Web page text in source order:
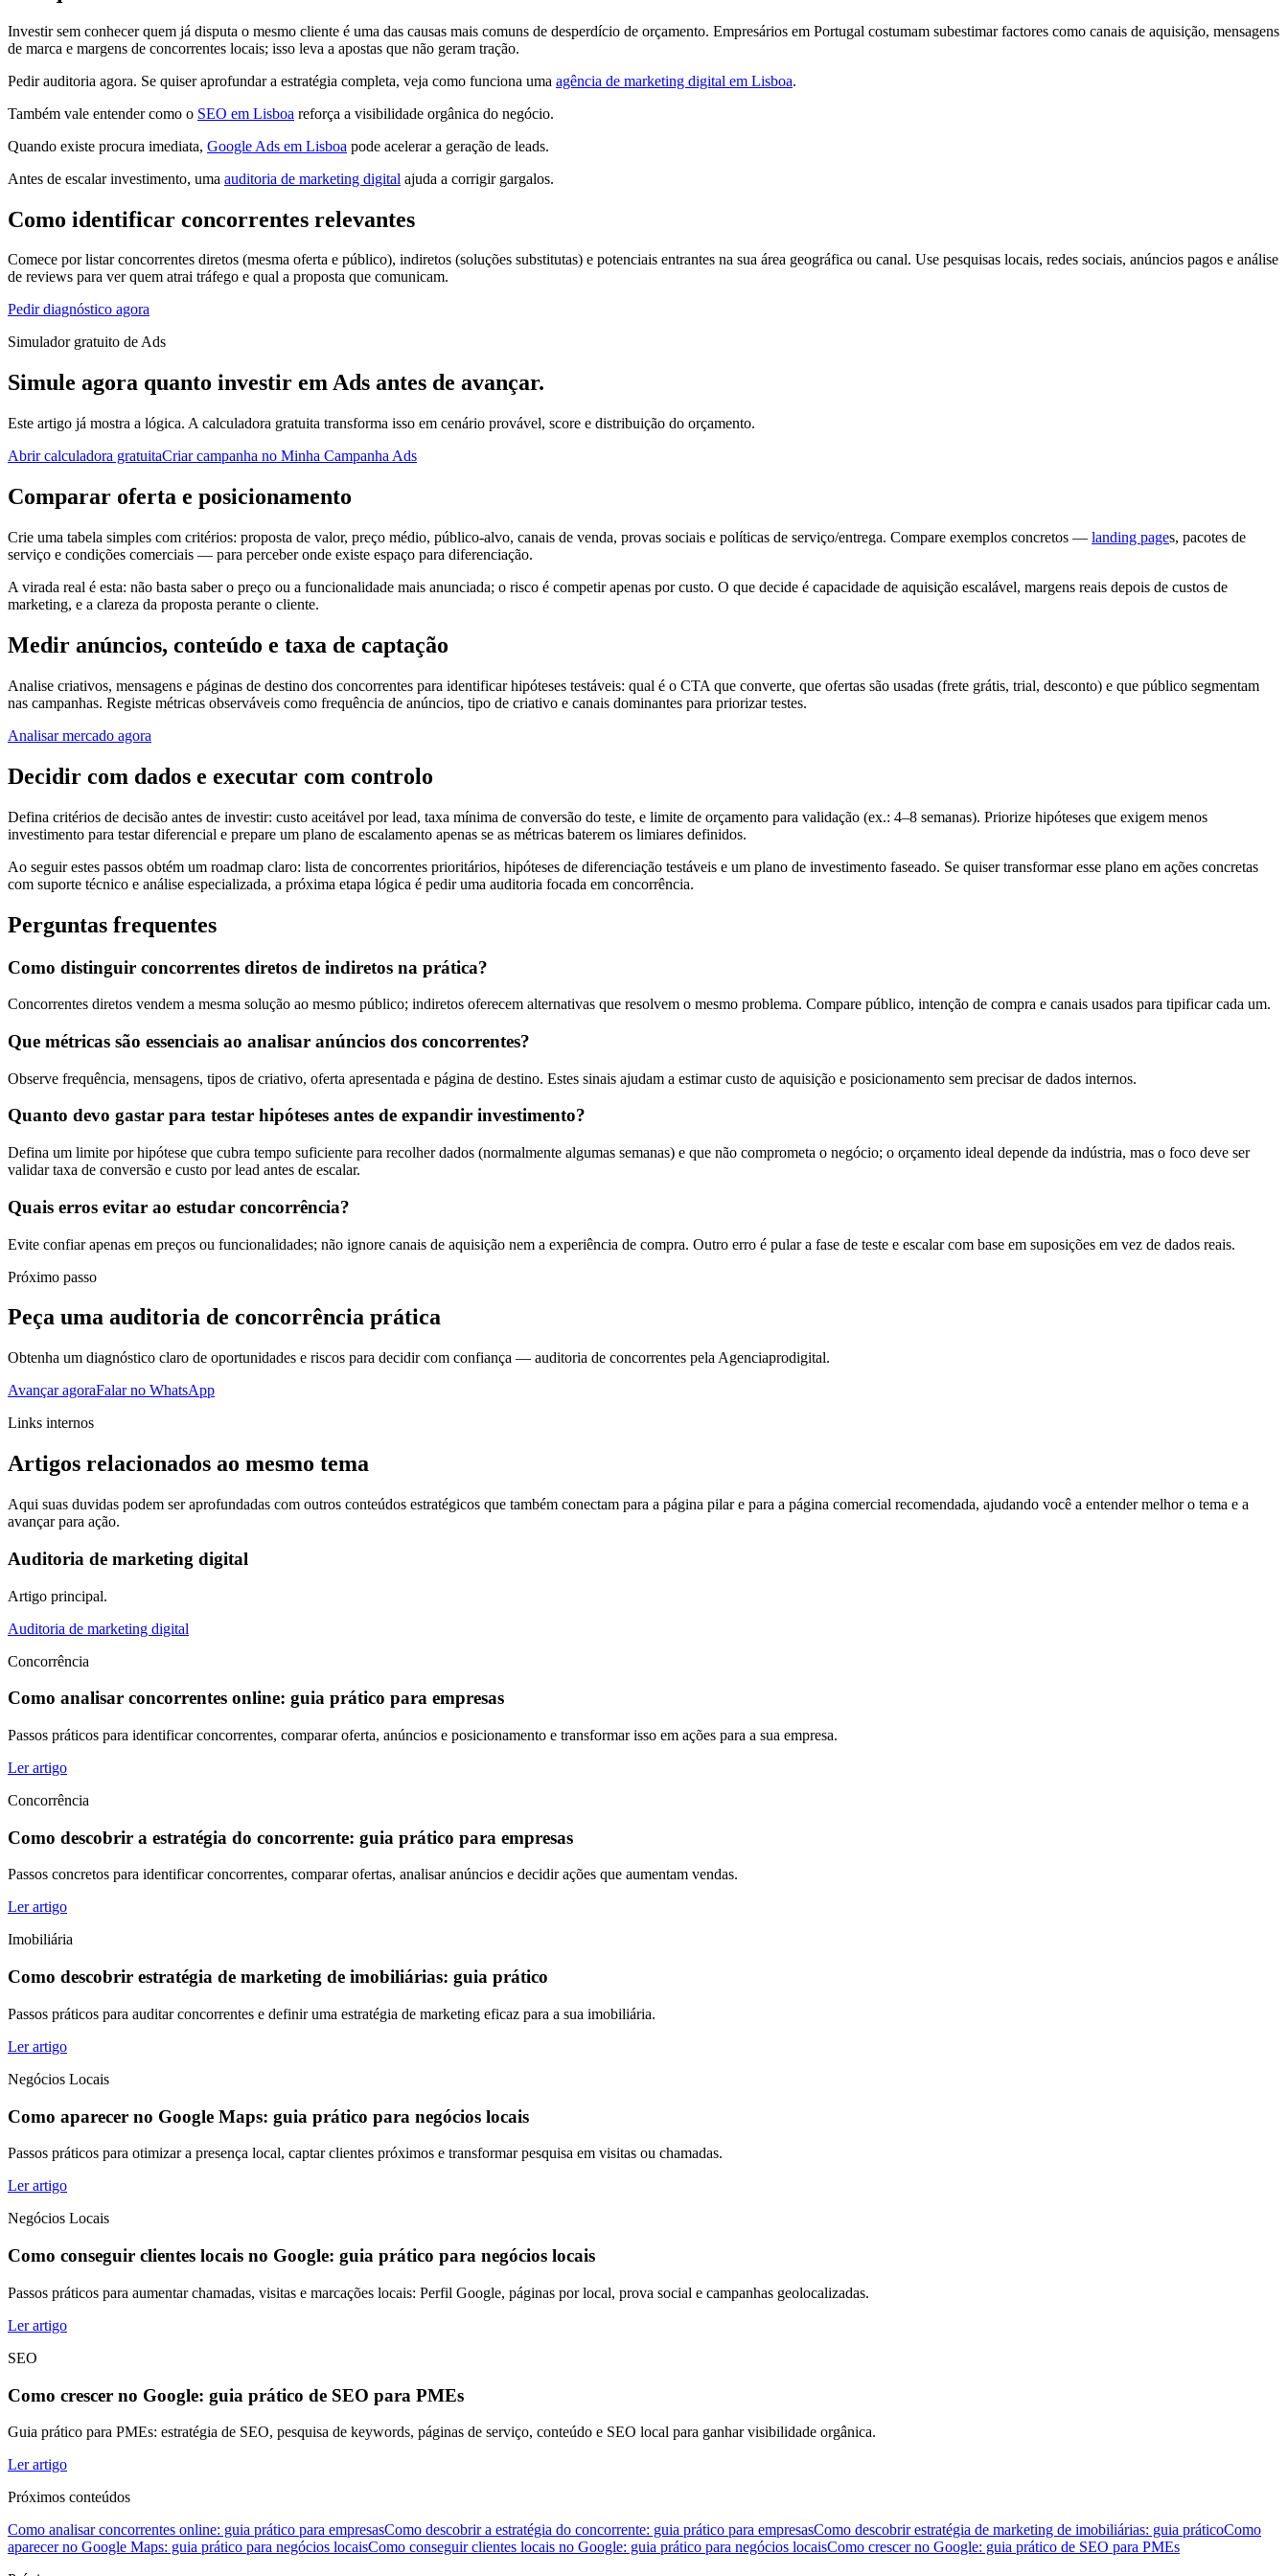
Investir sem conhecer quem já disputa o mesmo cliente é uma das causas mais comuns de desperdício de orçamento. Empresários em Portugal costumam subestimar factores como canais de aquisição, mensagens
de marca e margens de concorrentes locais; isso leva a apostas que não geram tração.
Pedir auditoria agora. Se quiser aprofundar a estratégia completa, veja como funciona uma agência de marketing digital em Lisboa.
Também vale entender como o SEO em Lisboa reforça a visibilidade orgânica do negócio.
Quando existe procura imediata, Google Ads em Lisboa pode acelerar a geração de leads.
Antes de escalar investimento, uma auditoria de marketing digital ajuda a corrigir gargalos.
Como identificar concorrentes relevantes
Comece por listar concorrentes diretos (mesma oferta e público), indiretos (soluções substitutas) e potenciais entrantes na sua área geográfica ou canal. Use pesquisas locais, redes sociais, anúncios pagos e análise
de reviews para ver quem atrai tráfego e qual a proposta que comunicam.
Pedir diagnóstico agora
Simulador gratuito de Ads
Simule agora quanto investir em Ads antes de avançar.
Este artigo já mostra a lógica. A calculadora gratuita transforma isso em cenário provável, score e distribuição do orçamento.
Abrir calculadora gratuitaCriar campanha no Minha Campanha Ads
Comparar oferta e posicionamento
Crie uma tabela simples com critérios: proposta de valor, preço médio, público-alvo, canais de venda, provas sociais e políticas de serviço/entrega. Compare exemplos concretos — landing pages, pacotes de
serviço e condições comerciais — para perceber onde existe espaço para diferenciação.
A virada real é esta: não basta saber o preço ou a funcionalidade mais anunciada; o risco é competir apenas por custo. O que decide é capacidade de aquisição escalável, margens reais depois de custos de
marketing, e a clareza da proposta perante o cliente.
Medir anúncios, conteúdo e taxa de captação
Analise criativos, mensagens e páginas de destino dos concorrentes para identificar hipóteses testáveis: qual é o CTA que converte, que ofertas são usadas (frete grátis, trial, desconto) e que público segmentam
nas campanhas. Registe métricas observáveis como frequência de anúncios, tipo de criativo e canais dominantes para priorizar testes.
Analisar mercado agora
Decidir com dados e executar com controlo
Defina critérios de decisão antes de investir: custo aceitável por lead, taxa mínima de conversão do teste, e limite de orçamento para validação (ex.: 4–8 semanas). Priorize hipóteses que exigem menos
investimento para testar diferencial e prepare um plano de escalamento apenas se as métricas baterem os limiares definidos.
Ao seguir estes passos obtém um roadmap claro: lista de concorrentes prioritários, hipóteses de diferenciação testáveis e um plano de investimento faseado. Se quiser transformar esse plano em ações concretas
com suporte técnico e análise especializada, a próxima etapa lógica é pedir uma auditoria focada em concorrência.
Perguntas frequentes
Como distinguir concorrentes diretos de indiretos na prática?
Concorrentes diretos vendem a mesma solução ao mesmo público; indiretos oferecem alternativas que resolvem o mesmo problema. Compare público, intenção de compra e canais usados para tipificar cada um.
Que métricas são essenciais ao analisar anúncios dos concorrentes?
Observe frequência, mensagens, tipos de criativo, oferta apresentada e página de destino. Estes sinais ajudam a estimar custo de aquisição e posicionamento sem precisar de dados internos.
Quanto devo gastar para testar hipóteses antes de expandir investimento?
Defina um limite por hipótese que cubra tempo suficiente para recolher dados (normalmente algumas semanas) e que não comprometa o negócio; o orçamento ideal depende da indústria, mas o foco deve ser
validar taxa de conversão e custo por lead antes de escalar.
Quais erros evitar ao estudar concorrência?
Evite confiar apenas em preços ou funcionalidades; não ignore canais de aquisição nem a experiência de compra. Outro erro é pular a fase de teste e escalar com base em suposições em vez de dados reais.
Próximo passo
Peça uma auditoria de concorrência prática
Obtenha um diagnóstico claro de oportunidades e riscos para decidir com confiança — auditoria de concorrentes pela Agenciaprodigital.
Avançar agoraFalar no WhatsApp
Links internos
Artigos relacionados ao mesmo tema
Aqui suas duvidas podem ser aprofundadas com outros conteúdos estratégicos que também conectam para a página pilar e para a página comercial recomendada, ajudando você a entender melhor o tema e a
avançar para ação.
Auditoria de marketing digital
Artigo principal.
Auditoria de marketing digital
Concorrência
Como analisar concorrentes online: guia prático para empresas
Passos práticos para identificar concorrentes, comparar oferta, anúncios e posicionamento e transformar isso em ações para a sua empresa.
Ler artigo
Concorrência
Como descobrir a estratégia do concorrente: guia prático para empresas
Passos concretos para identificar concorrentes, comparar ofertas, analisar anúncios e decidir ações que aumentam vendas.
Ler artigo
Imobiliária
Como descobrir estratégia de marketing de imobiliárias: guia prático
Passos práticos para auditar concorrentes e definir uma estratégia de marketing eficaz para a sua imobiliária.
Ler artigo
Negócios Locais
Como aparecer no Google Maps: guia prático para negócios locais
Passos práticos para otimizar a presença local, captar clientes próximos e transformar pesquisa em visitas ou chamadas.
Ler artigo
Negócios Locais
Como conseguir clientes locais no Google: guia prático para negócios locais
Passos práticos para aumentar chamadas, visitas e marcações locais: Perfil Google, páginas por local, prova social e campanhas geolocalizadas.
Ler artigo
SEO
Como crescer no Google: guia prático de SEO para PMEs
Guia prático para PMEs: estratégia de SEO, pesquisa de keywords, páginas de serviço, conteúdo e SEO local para ganhar visibilidade orgânica.
Ler artigo
Próximos conteúdos
Como analisar concorrentes online: guia prático para empresasComo descobrir a estratégia do concorrente: guia prático para empresasComo descobrir estratégia de marketing de imobiliárias: guia práticoComo
aparecer no Google Maps: guia prático para negócios locaisComo conseguir clientes locais no Google: guia prático para negócios locaisComo crescer no Google: guia prático de SEO para PMEs